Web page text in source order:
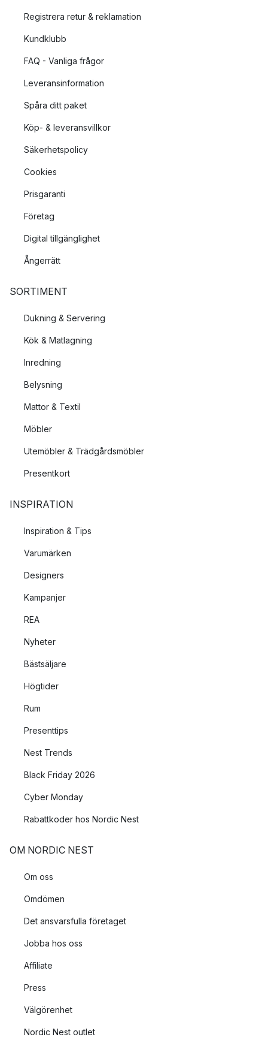
Registrera retur & reklamation
Kundklubb
FAQ - Vanliga frågor
Leveransinformation
Spåra ditt paket
Köp- & leveransvillkor
Säkerhetspolicy
Cookies
Prisgaranti
Företag
Digital tillgänglighet
Ångerrätt
SORTIMENT
Dukning & Servering
Kök & Matlagning
Inredning
Belysning
Mattor & Textil
Möbler
Utemöbler & Trädgårdsmöbler
Presentkort
INSPIRATION
Inspiration & Tips
Varumärken
Designers
Kampanjer
REA
Nyheter
Bästsäljare
Högtider
Rum
Presenttips
Nest Trends
Black Friday 2026
Cyber Monday
Rabattkoder hos Nordic Nest
OM NORDIC NEST
Om oss
Omdömen
Det ansvarsfulla företaget
Jobba hos oss
Affiliate
Press
Välgörenhet
Nordic Nest outlet